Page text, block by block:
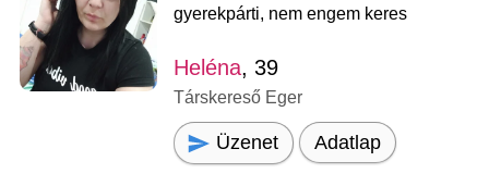
gyerekpárti, nem engem keres
Heléna, 39
Társkereső Eger
Üzenet Adatlap